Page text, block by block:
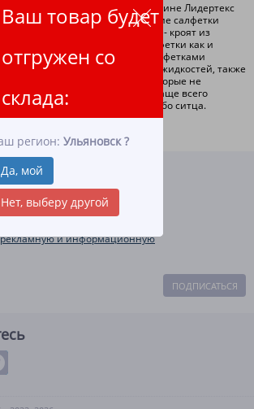
Ваш товар будет
отгружен со
склада:
регион:Ульяновск ?
Да, мой
Нет, выберу другой
купить оптом в Интернет-магазине Лидертекс
заказ на сайте. Технические салфетки
из обрезков ткани.. Реже- кроят из
Применяются технические салфетки как и
для уборки. Техническими салфетками
поверхности от загрязнений и жидкостей, также
Есть салфетки технические, которые не
производств это очень важно. Чаще всего
хб изготавливаются из бязи либо ситца.
рекламную и информационную
ПОДПИСАТЬСЯ